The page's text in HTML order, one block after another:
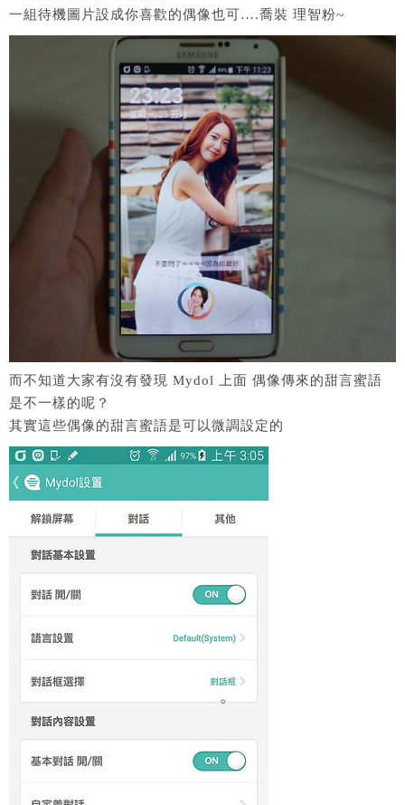
一組待機圖片設成你喜歡的偶像也可….喬裝 理智粉~
而不知道大家有沒有發現 Mydol 上面 偶像傳來的甜言蜜語
是不一樣的呢？
其實這些偶像的甜言蜜語是可以微調設定的